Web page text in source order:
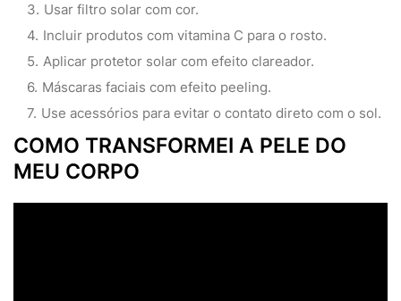
Usar filtro solar com cor.
Incluir produtos com vitamina C para o rosto.
Aplicar protetor solar com efeito clareador.
Máscaras faciais com efeito peeling.
Use acessórios para evitar o contato direto com o sol.
COMO TRANSFORMEI A PELE DO
MEU CORPO